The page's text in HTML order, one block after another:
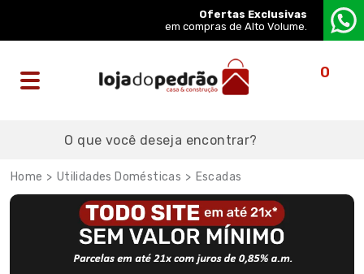
Ofertas Exclusivas
em compras de Alto Volume.
0
Utilidades Domésticas Escadas